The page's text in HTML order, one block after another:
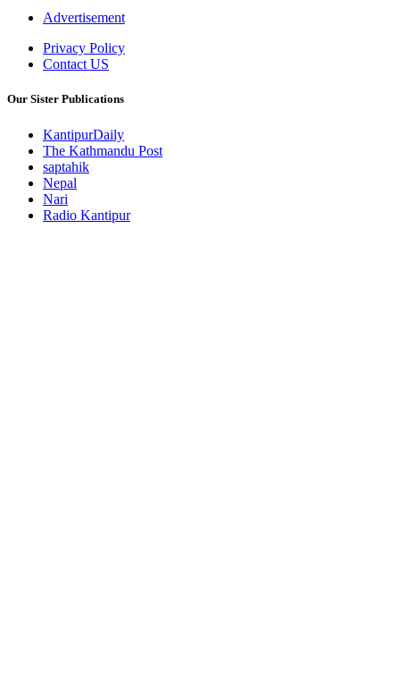
Advertisement
Privacy Policy
Contact US
Our Sister Publications
KantipurDaily
The Kathmandu Post
saptahik
Nepal
Nari
Radio Kantipur